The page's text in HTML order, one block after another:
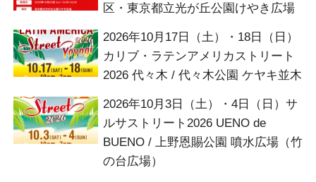
区・東京都立光が丘公園けやき広場
2026年10月17日（土）・18日（日）
カリブ・ラテンアメリカストリート
2026 代々木 / 代々木公園 ケヤキ並木
2026年10月3日（土）・4日（日）サ
ルサストリート2026 UENO de
BUENO / 上野恩賜公園 噴水広場（竹
の台広場）